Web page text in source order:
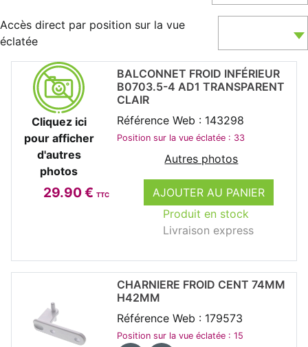
Accès direct par position sur la vue
éclatée
Cliquez ici
pour afficher
d'autres
photos
29.90 € TTC
AJOUTER AU PANIER
Produit en stock
Livraison express
BALCONNET FROID INFÉRIEUR
B0703.5-4 AD1 TRANSPARENT
CLAIR
Référence Web : 143298
Position sur la vue éclatée : 33
Autres photos
CHARNIERE FROID CENT 74MM
H42MM
Référence Web : 179573
Position sur la vue éclatée : 15